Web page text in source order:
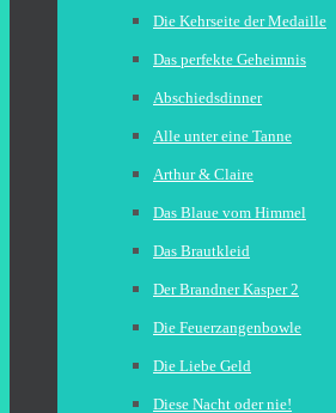
Die Kehrseite der Medaille
Das perfekte Geheimnis
Abschiedsdinner
Alle unter eine Tanne
Arthur & Claire
Das Blaue vom Himmel
Das Brautkleid
Der Brandner Kasper 2
Die Feuerzangenbowle
Die Liebe Geld
Diese Nacht oder nie!